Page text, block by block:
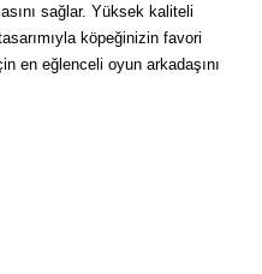
sağlar. Yüksek kaliteli
köpeğinizin favori
en eğlenceli oyun arkadaşını